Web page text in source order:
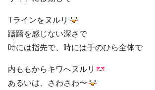
Tラインをヌルリ
躊躇を感じない深さで
時には指先で、時には手のひら全体で
内ももからキワへヌルリ
あるいは、さわさわ〜